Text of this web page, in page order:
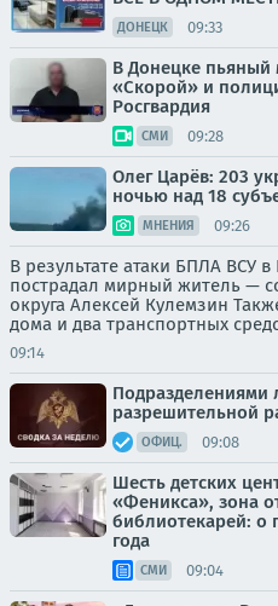
ДОНЕЦК 09:33
В Донецке пьяный
«Скорой» и
Росгвардия
СМИ 09:28
Олег Царёв: 203
ночью над 18
МНЕНИЯ 09:26
В результате атаки БПЛА ВСУ
пострадал мирный житель —
округа Алексей Кулемзин
дома и два транспортных
09:14
Подразделениями
разрешительной
ОФИЦ. 09:08
Шесть детских
«Феникса», зона
библиотекарей: о
года
СМИ 09:04